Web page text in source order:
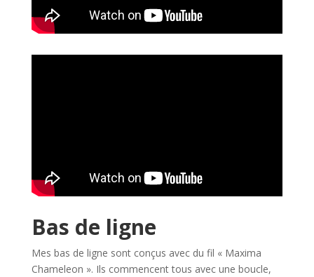
Bas de ligne
Mes bas de ligne sont conçus avec du fil « Maxima
Chameleon ». Ils commencent tous avec une boucle,